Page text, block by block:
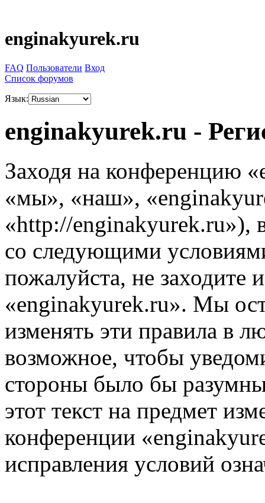
enginakyurek.ru
FAQ Пользователи Вход
Список форумов
Язык:
enginakyurek.ru -
Заходя на конференцию
«мы», «наш»,
«http://enginakyurek.ru»),
со следующими
пожалуйста, не заходите
«enginakyurek.ru». Мы
изменять эти правила в
возможное, чтобы
стороны было бы
этот текст на предмет
конференции
исправления условий